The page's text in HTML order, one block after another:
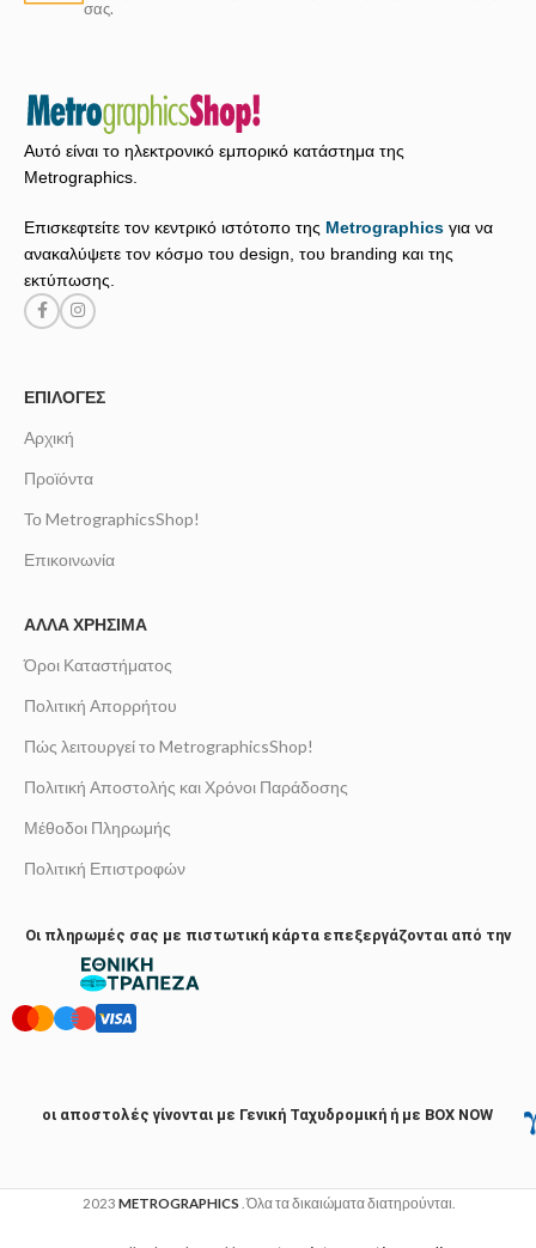
σας.
Αυτό είναι το ηλεκτρονικό εμπορικό κατάστημα της
Metrographics.
Επισκεφτείτε τον κεντρικό ιστότοπο της Metrographics για να
ανακαλύψετε τον κόσμο του design, του branding και της
εκτύπωσης.
ΕΠΙΛΟΓΈΣ
Αρχική
Προϊόντα
Το MetrographicsShop!
Επικοινωνία
ΆΛΛΑ ΧΡΉΣΙΜΑ
Όροι Καταστήματος
Πολιτική Απορρήτου
Πώς λειτουργεί το MetrographicsShop!
Πολιτική Αποστολής και Χρόνοι Παράδοσης
Μέθοδοι Πληρωμής
Πολιτική Επιστροφών
Οι πληρωμές σας με πιστωτική κάρτα επεξεργάζονται από την
οι αποστολές γίνονται με Γενική Ταχυδρομική ή με BOX NOW
2023 METROGRAPHICS . Όλα τα δικαιώματα διατηρούνται.